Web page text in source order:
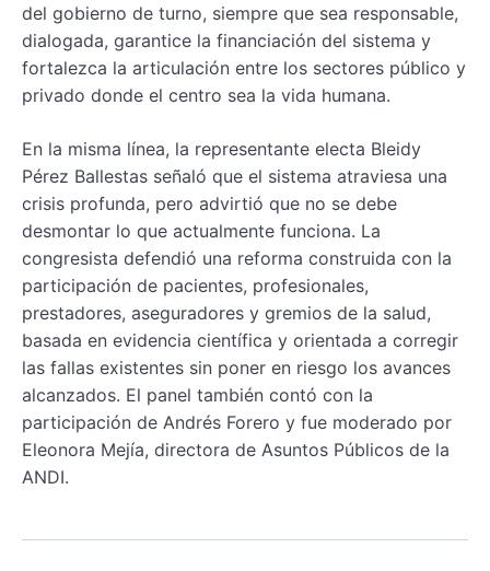
del gobierno de turno, siempre que sea responsable,
dialogada, garantice la financiación del sistema y
fortalezca la articulación entre los sectores público y
privado donde el centro sea la vida humana.
En la misma línea, la representante electa Bleidy
Pérez Ballestas señaló que el sistema atraviesa una
crisis profunda, pero advirtió que no se debe
desmontar lo que actualmente funciona. La
congresista defendió una reforma construida con la
participación de pacientes, profesionales,
prestadores, aseguradores y gremios de la salud,
basada en evidencia científica y orientada a corregir
las fallas existentes sin poner en riesgo los avances
alcanzados. El panel también contó con la
participación de Andrés Forero y fue moderado por
Eleonora Mejía, directora de Asuntos Públicos de la
ANDI.